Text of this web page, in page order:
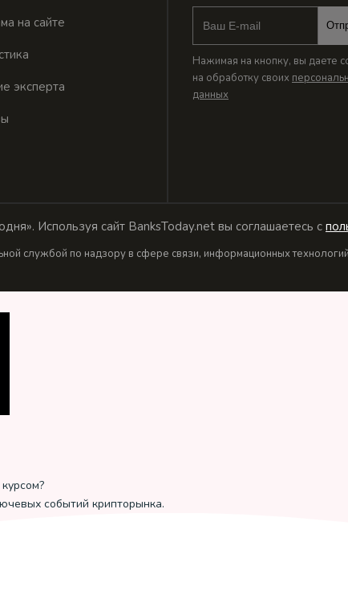
на сайте
эксперта
Нажимая на кнопку, вы даете
на обработку своих
данных
Используя сайт BanksToday.net вы соглашаетесь с
службой по надзору в сфере связи, информационных
событий крипторынка.